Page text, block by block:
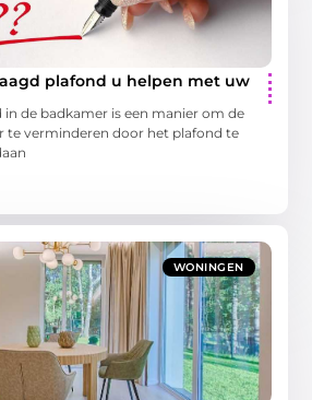
plafond u helpen met uw
in de badkamer is een manier om de
te verminderen door het plafond te
WONINGEN